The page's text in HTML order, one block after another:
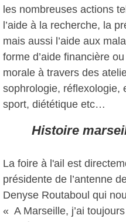
les nombreuses actions
l’aide à la recherche, la
mais aussi l’aide aux
forme d’aide financière ou
morale à travers des
sophrologie, réflexologie,
sport, diététique etc…
Histoire
La foire à l'ail est
présidente de l’antenne
Denyse Routaboul qui
« A Marseille, j’ai